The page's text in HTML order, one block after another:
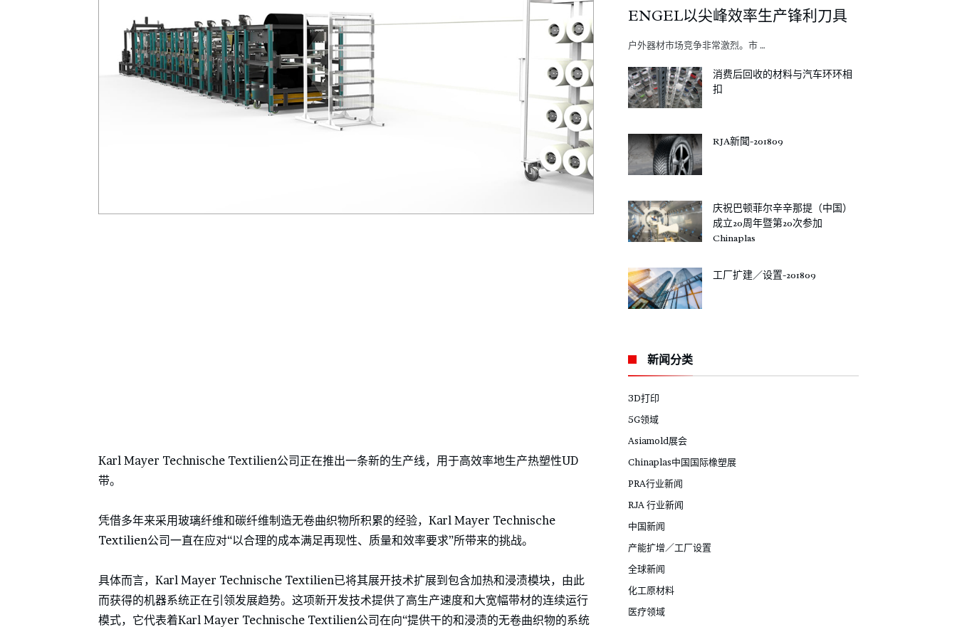
Karl Mayer Technische Textilien公司正在推出一条新的生产线，用于高效率地生产热塑性UD
带。
凭借多年来采用玻璃纤维和碳纤维制造无卷曲织物所积累的经验，Karl Mayer Technische
Textilien公司一直在应对“以合理的成本满足再现性、质量和效率要求”所带来的挑战。
具体而言，Karl Mayer Technische Textilien已将其展开技术扩展到包含加热和浸渍模块，由此
而获得的机器系统正在引领发展趋势。这项新开发技术提供了高生产速度和大宽幅带材的连续运行
模式，它代表着Karl Mayer Technische Textilien公司在向“提供干的和浸渍的无卷曲织物的系统
ENGEL以尖峰效率生产锋利刀具
户外器材市场竞争非常激烈。市 …
消费后回收的材料与汽车环环相
扣
RJA新聞-201809
庆祝巴顿菲尔辛辛那提（中国）
成立20周年暨第20次参加
Chinaplas
工厂扩建／设置-201809
新闻分类
3D打印
5G领域
Asiamold展会
Chinaplas中国国际橡塑展
PRA行业新闻
RJA 行业新闻
中国新闻
产能扩增／工厂设置
全球新闻
化工原材料
医疗领域